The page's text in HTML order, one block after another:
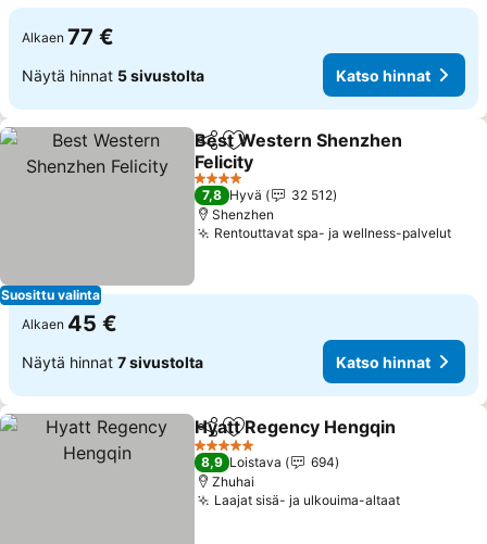
Alkaen 77 €
Näytä hinnat 5 sivustolta Katso hinnat
Suosittu valinta
Jaa Lisää suosikkeihin
Best Western Shenzhen
Felicity
4 Tähtiluokitus
7,8 Hyvä
32 512
Shenzhen
Rentouttavat spa- ja wellness-palvelut
Alkaen 45 €
Näytä hinnat 7 sivustolta Katso hinnat
Jaa Lisää suosikkeihin
Hyatt Regency Hengqin
5 Tähtiluokitus
8,9 Loistava
694
Zhuhai
Laajat sisä- ja ulkouima-altaat